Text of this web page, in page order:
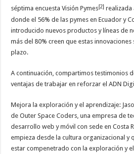
séptima encuesta Visión Pymes[2] realizada
donde el 56% de las pymes en Ecuador y
introducido nuevos productos y líneas de
más del 80% creen que estas
plazo.
A continuación, compartimos testimonios
ventajas de trabajar en reforzar el ADN
Mejora la exploración y el aprendizaje:
de Outer Space Coders, una empresa de
desarrollo web y móvil con sede en Costa
empieza desde la cultura organizacional y
estar compenetrado con la exploración y